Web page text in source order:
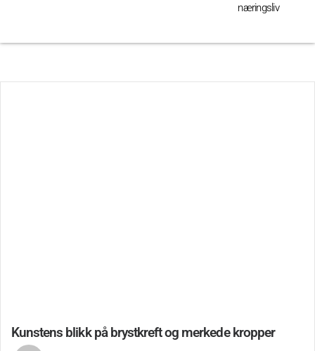
næringsliv
Kunstens blikk på brystkreft og merkede kropper